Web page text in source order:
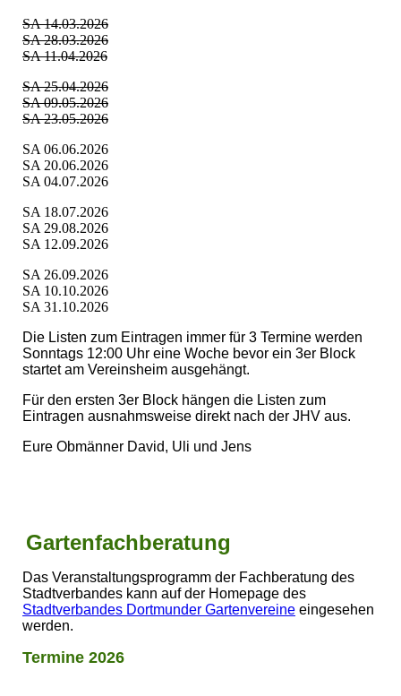
SA 14.03.2026
SA 28.03.2026
SA 11.04.2026
SA 25.04.2026
SA 09.05.2026
SA 23.05.2026
SA 06.06.2026
SA 20.06.2026
SA 04.07.2026
SA 18.07.2026
SA 29.08.2026
SA 12.09.2026
SA 26.09.2026
SA 10.10.2026
SA 31.10.2026
Die Listen zum Eintragen immer für 3 Termine werden
Sonntags 12:00 Uhr eine Woche bevor ein 3er Block
startet am Vereinsheim ausgehängt.
Für den ersten 3er Block hängen die Listen zum
Eintragen ausnahmsweise direkt nach der JHV aus.
Eure Obmänner David, Uli und Jens
Gartenfachberatung
Das Veranstaltungsprogramm der Fachberatung des
Stadtverbandes kann auf der Homepage des
Stadtverbandes Dortmunder Gartenvereine eingesehen
werden.
Termine 2026